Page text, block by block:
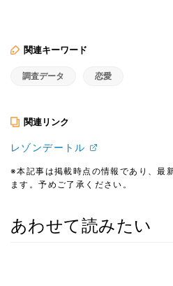
関連キーワード
調査データ 恋愛
関連リンク
レゾンデートル
※本記事は掲載時点の情報であり、最
ます。予めご了承ください。
あわせて読みたい